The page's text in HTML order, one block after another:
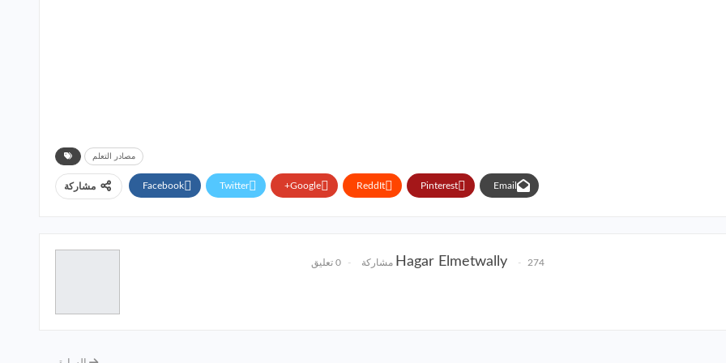
مصادر التعلم
مشاركة Facebook Twitter Google+ ReddIt Pinterest Email
Hagar Elmetwally 274 مشاركة 0 تعليق